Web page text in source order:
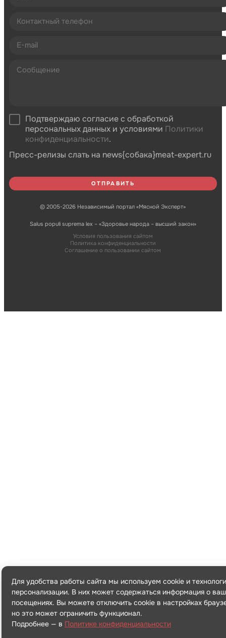
Подтверждаю согласие с обработкой
персональных данных и условиями Политики
конфиденциальности.
Пресс-релизы слать на news{собака}meat-expert.ru
© 2005-2026 Независимый портал «Мясной Эксперт»
Salus populi suprema lex – «Здоровье народа – высший закон»
Условия пользования сайтом
Политика конфиденциальности
Соглашение о пользовании сайтом
Для удобства работы сайта мы используем cookie и
персонализации. В них может содержаться информация о
посещениях. Вы можете отключить cookie в настройках
но это может ограничить функционал.
Подробнее — в Политике конфиденциальности